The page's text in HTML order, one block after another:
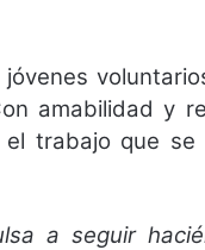
amabilidad y
trabajo que
a seguir